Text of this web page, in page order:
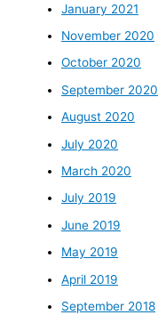
January 2021
November 2020
October 2020
September 2020
August 2020
July 2020
March 2020
July 2019
June 2019
May 2019
April 2019
September 2018